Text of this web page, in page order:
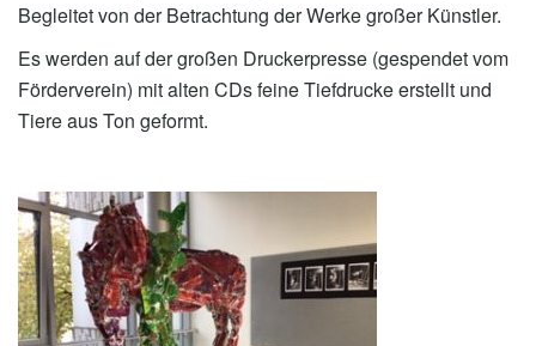
Begleitet von der Betrachtung der Werke großer Künstler.
Es werden auf der großen Druckerpresse (gespendet vom
Förderverein) mit alten CDs feine Tiefdrucke erstellt und
Tiere aus Ton geformt.